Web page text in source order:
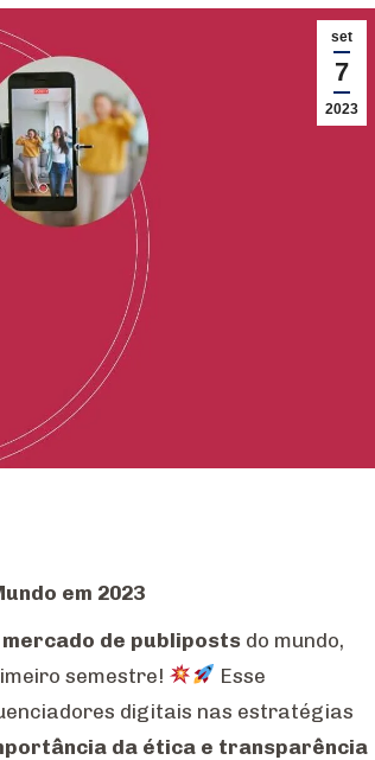
set
7
2023
em 2023
de publiposts do mundo,
semestre!
Esse
digitais nas estratégias
da ética e transparência